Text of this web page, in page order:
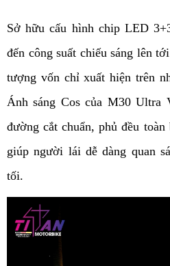
Sở hữu cấu hình chip LED
đến công suất chiếu sáng lên
tượng vốn chỉ xuất hiện trên
Ánh sáng Cos của M30 Ultra
đường cắt chuẩn, phủ đều
giúp người lái dễ dàng quan
tối.